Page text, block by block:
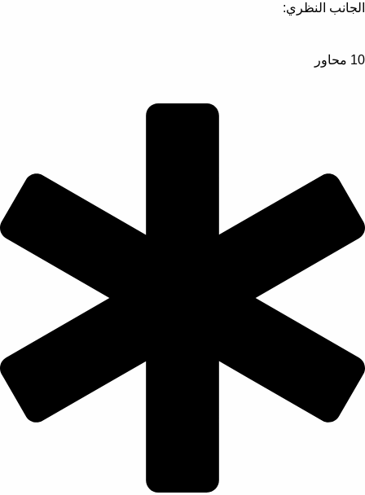
الجانب النظري:
10 محاور